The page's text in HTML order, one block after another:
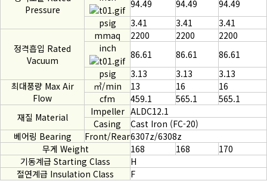
Pressure
94.49 94.49
94.49
psig
3.41 3.41 3.41
정격흡입 Rated
Vacuum
mmaq 2200 2200
2200
inch
86.61 86.61
86.61
psig
3.13 3.13
3.13
최대풍량 Max Air
Flow
㎥/min 13 16
16
cfm
459.1 565.1
565.1
재질 Material
Impeller ALDC12.1
Casing
Cast Iron (FC-20)
베어링 Bearing
Front/Rear6307z/6308z
무게 Weight
168 168
170
기동계급 Starting Class
H
절연계급 Insulation Class
F